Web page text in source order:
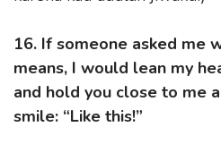
16. If someone asked me
means, I would lean my
and hold you close to me
smile: “Like this!”